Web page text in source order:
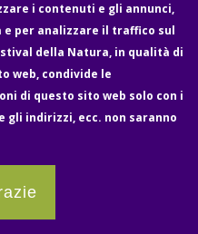
Contatto Media
Impressum
i contenuti e gli annunci,
per analizzare il traffico sul
della Natura, in qualità di
web, condivide le
di questo sito web solo con i
gli indirizzi, ecc. non saranno